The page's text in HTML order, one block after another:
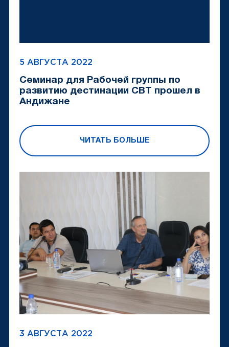
5 АВГУСТА 2022
Семинар для Рабочей группы по
развитию дестинации CBT прошел в
Андижане
ЧИТАТЬ БОЛЬШЕ
3 АВГУСТА 2022